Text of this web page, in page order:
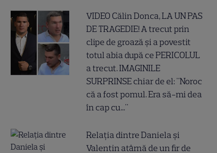
VIDEO Călin Donca, LA UN PAS
DE TRAGEDIE! A trecut prin
clipe de groază și a povestit
totul abia după ce PERICOLUL
a trecut. IMAGINILE
SURPRINSE chiar de el: "Noroc
că a fost pomul. Era să-mi dea
în cap cu..."
Relația dintre Daniela și
Valentin atârnă de un fir de